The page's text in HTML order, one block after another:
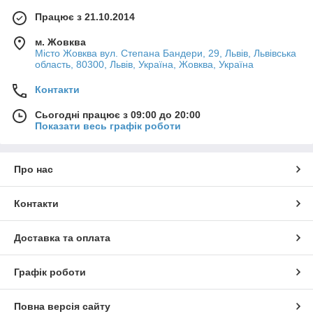
Працює з 21.10.2014
м. Жовква
Місто Жовква вул. Степана Бандери, 29, Львів, Львівська
область, 80300, Львів, Україна, Жовква, Україна
Контакти
Сьогодні працює з 09:00 до 20:00
Показати весь графік роботи
Про нас
Контакти
Доставка та оплата
Графік роботи
Повна версія сайту